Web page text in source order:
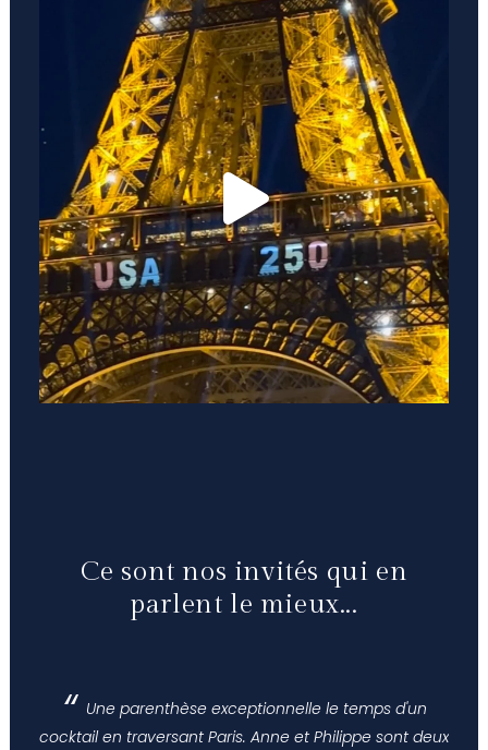
Ce sont nos invités qui en
parlent le mieux...
Une parenthèse exceptionnelle le temps d'un
cocktail en traversant Paris. Anne et Philippe sont deux